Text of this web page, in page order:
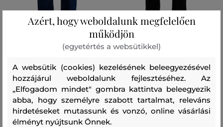
FARMER DIESEL 2019 D-STRUKT
TROUSERS
66 990 Ft
Elérhető méretek:
30/30 33/30 +17 további
ÚJDONSÁG
FARMER DIESEL 2019 D-STRUKT
TROUSERS
66 990 Ft
Elérhető méretek:
Azért, hogy weboldalunk megfelelően
működjön
(egyetértés a websütikkel)
A websütik (cookies) kezelésének beleegyezésével
hozzájárul weboldalunk fejlesztéséhez. Az
„Elfogadom mindet" gombra kattintva beleegyezik
abba, hogy személyre szabott tartalmat, releváns
hirdetéseket mutassunk és vonzó, online vásárlási
élményt nyújtsunk Önnek.